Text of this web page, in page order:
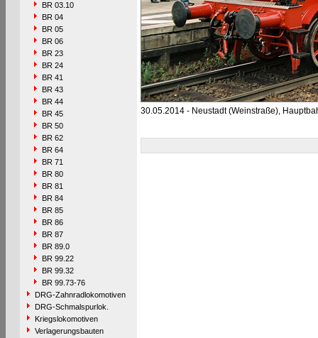
BR 03.10
BR 04
BR 05
BR 06
BR 23
BR 24
BR 41
BR 43
BR 44
BR 45
BR 50
BR 62
BR 64
BR 71
BR 80
BR 81
BR 84
BR 85
BR 86
BR 87
BR 89.0
BR 99.22
BR 99.32
BR 99.73-76
DRG-Zahnradlokomotiven
DRG-Schmalspurlok.
Kriegslokomotiven
Verlagerungsbauten
30.05.2014 - Neustadt (Weinstraße),